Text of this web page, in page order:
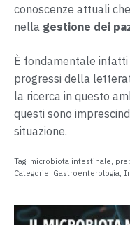
conoscenze attuali
nella gestione dei
È fondamentale
progressi della
la ricerca in questo
questi sono
situazione.
Tag: microbiota intestinale,
Categorie: Gastroenterologia,